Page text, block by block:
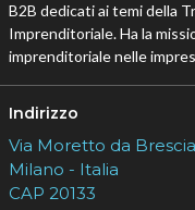
B2B dedicati ai temi della
Imprenditoriale. Ha la
imprenditoriale nelle
Indirizzo
Via Moretto da
Milano - Italia
CAP 20133